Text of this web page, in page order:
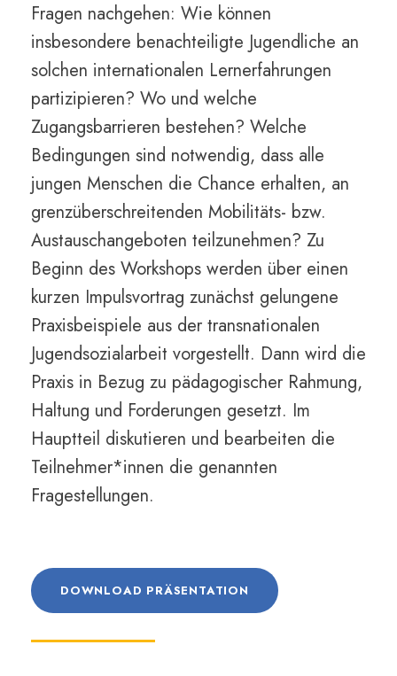
Fragen nachgehen: Wie können
insbesondere benachteiligte Jugendliche an
solchen internationalen Lernerfahrungen
partizipieren? Wo und welche
Zugangsbarrieren bestehen? Welche
Bedingungen sind notwendig, dass alle
jungen Menschen die Chance erhalten, an
grenzüberschreitenden Mobilitäts- bzw.
Austauschangeboten teilzunehmen? Zu
Beginn des Workshops werden über einen
kurzen Impulsvortrag zunächst gelungene
Praxisbeispiele aus der transnationalen
Jugendsozialarbeit vorgestellt. Dann wird die
Praxis in Bezug zu pädagogischer Rahmung,
Haltung und Forderungen gesetzt. Im
Hauptteil diskutieren und bearbeiten die
Teilnehmer*innen die genannten
Fragestellungen.
DOWNLOAD PRÄSENTATION